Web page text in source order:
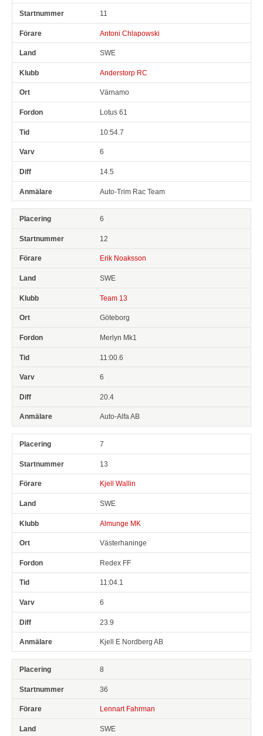
11
Antoni Chlapowski
SWE
Anderstorp RC
Värnamo
Lotus 61
10:54.7
6
14.5
Auto-Trim Rac Team
6
12
Erik Noaksson
SWE
Team 13
Göteborg
Merlyn Mk1
11:00.6
6
20.4
Auto-Alfa AB
7
13
Kjell Wallin
SWE
Almunge MK
Västerhaninge
Redex FF
11:04.1
6
23.9
Kjell E Nordberg AB
8
36
Lennart Fahrman
SWE